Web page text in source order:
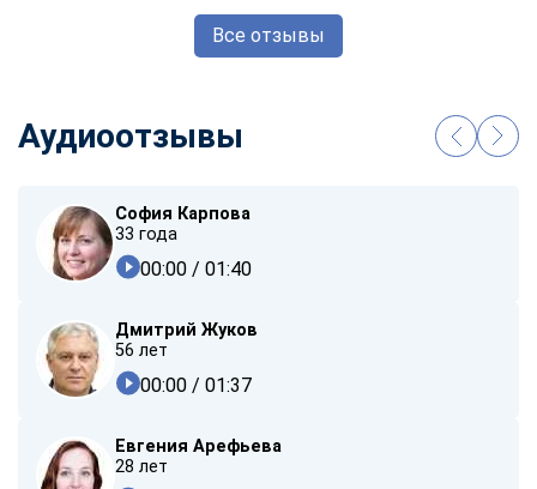
Все отзывы
Аудиоотзывы
София Карпова
33 года
00:00 / 01:40
Дмитрий Жуков
56 лет
00:00 / 01:37
Евгения Арефьева
28 лет